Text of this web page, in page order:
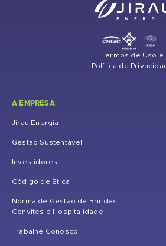
Termos de Uso e
Política de
A EMPRESA
Jirau Energia
Gestão Sustentável
Investidores
Código de Ética
Norma de Gestão de Brindes,
Convites e Hospitalidade
Trabalhe Conosco